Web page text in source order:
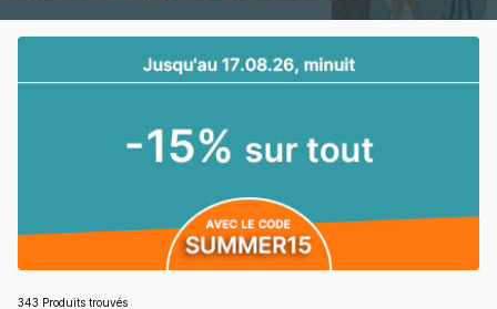
343 Produits trouvés